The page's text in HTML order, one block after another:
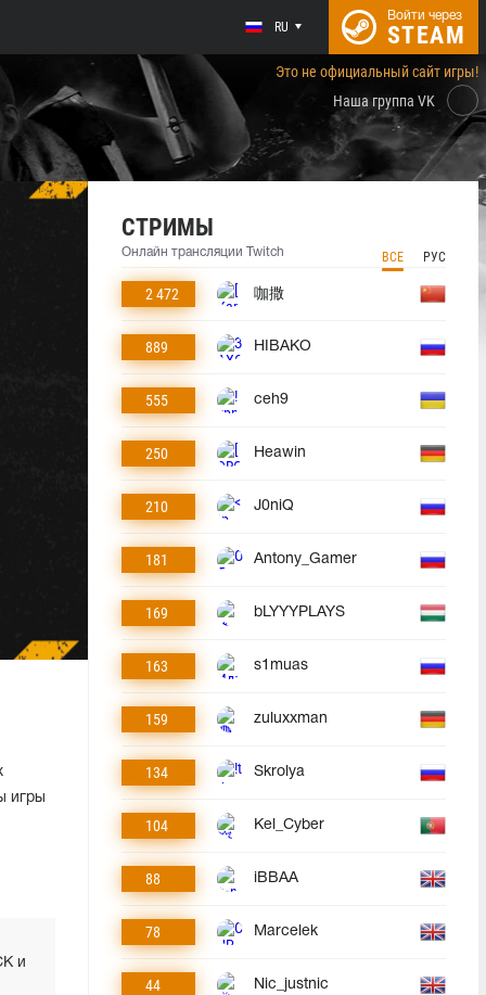
RU
Войти через
STEAM
Это не официальный сайт игры!
Наша группа VK
игры
и
СТРИМЫ
Онлайн трансляции Twitch ВСЕ РУС
2 472 咖撒
889 HIBAKO
555 ceh9
250 Heawin
210 J0niQ
181 Antony_Gamer
169 bLYYYPLAYS
163 s1muas
159 zuluxxman
134 Skrolya
104 Kel_Cyber
88 iBBAA
78 Marcelek
44 Nic_justnic